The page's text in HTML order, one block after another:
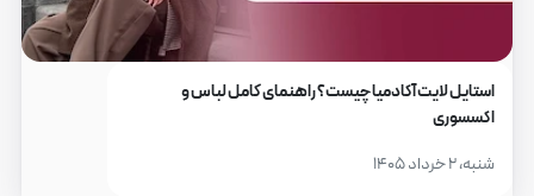
استایل لایت آکادمیا چیست؟ راهنمای کامل لباس و
اکسسوری
شنبه، ۲ خرداد ۱۴۰۵